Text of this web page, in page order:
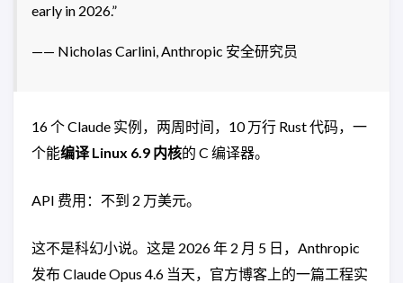
early in 2026.”
—— Nicholas Carlini, Anthropic 安全研究员
16 个 Claude 实例，两周时间，10 万行 Rust 代码，一
个能编译 Linux 6.9 内核的 C 编译器。
API 费用：不到 2 万美元。
这不是科幻小说。这是 2026 年 2 月 5 日，Anthropic
发布 Claude Opus 4.6 当天，官方博客上的一篇工程实